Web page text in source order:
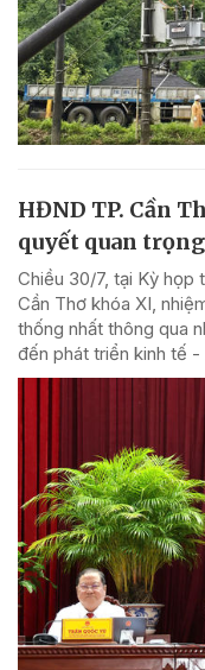
HĐND TP. Cần
quyết quan trọng
Chiều 30/7, tại Kỳ
Cần Thơ khóa XI,
thống nhất thông qua
đến phát triển kinh tế -